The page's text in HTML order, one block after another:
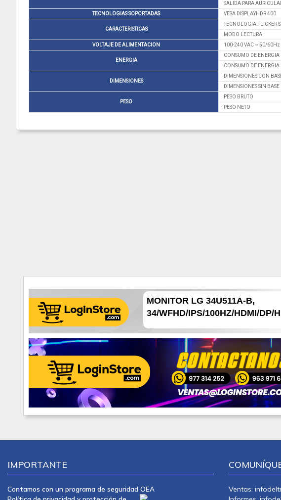
SALIDA PARA
TECNOLOGIAS SOPORTADAS
VESA DISPLAYHDR 400
CARACTERISTICAS
TECNOLOGIA FLICKER
MODO LECTURA
VOLTAJE DE ALIMENTACION
100-240 VAC ~ 50/60Hz
ENERGIA
CONSUMO DE
CONSUMO DE
DIMENSIONES
DIMENSIONES CON
DIMENSIONES SIN BASE
PESO
PESO BRUTO
PESO NETO
MONITOR LG 34U511A-B,
34/WFHD/IPS/100HZ/HDMI/DP/
IMPORTANTE
Contamos con un programa de seguridad OEA
Ventas: